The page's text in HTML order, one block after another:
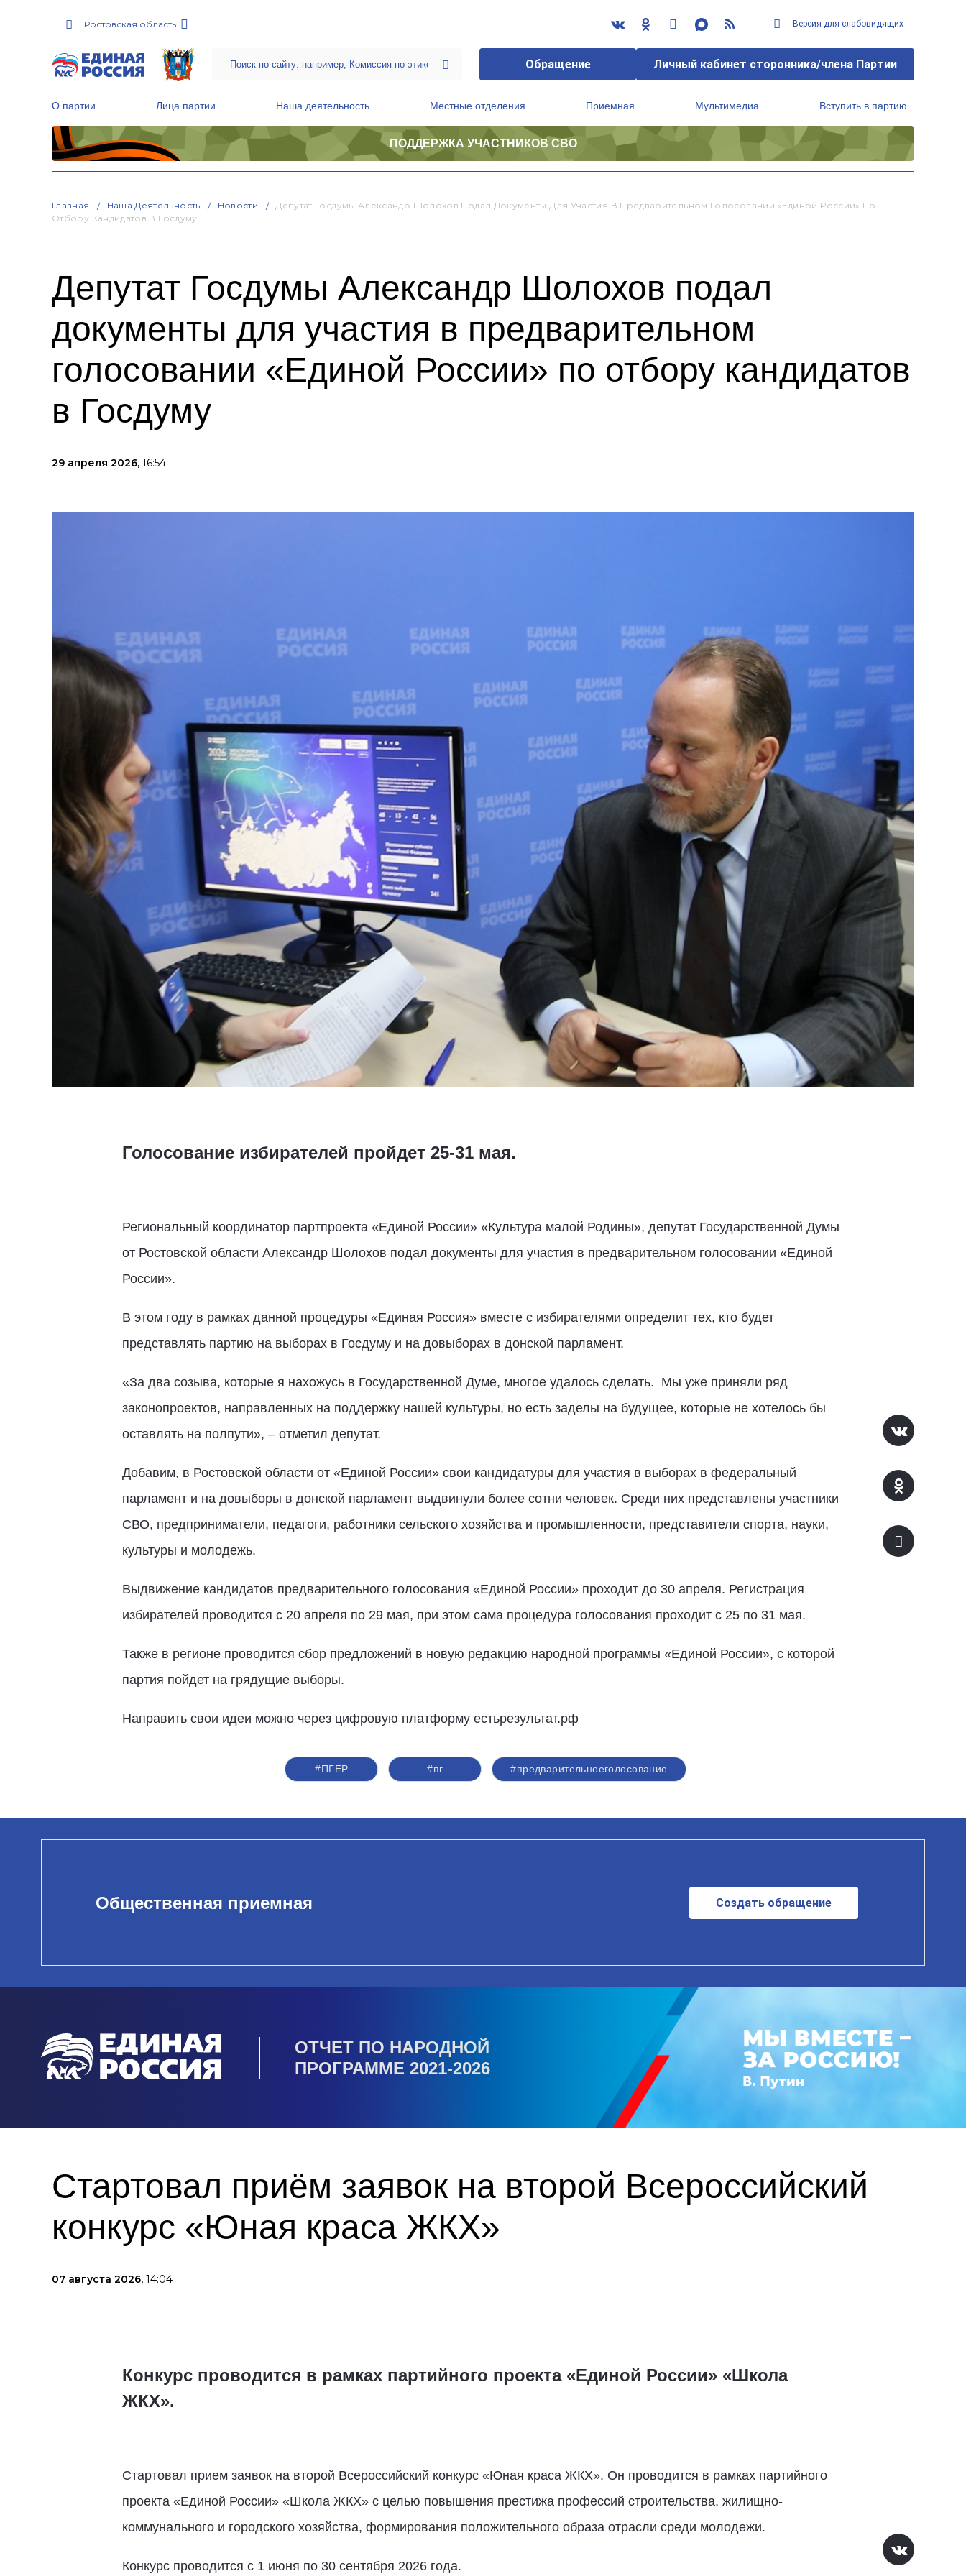
Ростовская область Версия для слабовидящих
Обращение Личный кабинет сторонника/члена Партии
О партии Лица партии Наша деятельность Местные отделения Приемная Мультимедиа Вступить в партию
ПОДДЕРЖКА УЧАСТНИКОВ СВО
Главная Наша Деятельность Новости
Депутат Госдумы Александр Шолохов Подал Документы Для Участия В Предварительном Голосовании «Единой России» По
Отбору Кандидатов В Госдуму
Депутат Госдумы Александр Шолохов подал
документы для участия в предварительном
голосовании «Единой России» по отбору кандидатов
в Госдуму
29 апреля 2026, 16:54
Голосование избирателей пройдет 25-31 мая.
Региональный координатор партпроекта «Единой России» «Культура малой Родины», депутат Государственной Думы
от Ростовской области Александр Шолохов подал документы для участия в предварительном голосовании «Единой
России».
В этом году в рамках данной процедуры «Единая Россия» вместе с избирателями определит тех, кто будет
представлять партию на выборах в Госдуму и на довыборах в донской парламент.
«За два созыва, которые я нахожусь в Государственной Думе, многое удалось сделать. Мы уже приняли ряд
законопроектов, направленных на поддержку нашей культуры, но есть заделы на будущее, которые не хотелось бы
оставлять на полпути», – отметил депутат.
Добавим, в Ростовской области от «Единой России» свои кандидатуры для участия в выборах в федеральный
парламент и на довыборы в донской парламент выдвинули более сотни человек. Среди них представлены участники
СВО, предприниматели, педагоги, работники сельского хозяйства и промышленности, представители спорта, науки,
культуры и молодежь.
Выдвижение кандидатов предварительного голосования «Единой России» проходит до 30 апреля. Регистрация
избирателей проводится с 20 апреля по 29 мая, при этом сама процедура голосования проходит с 25 по 31 мая.
Также в регионе проводится сбор предложений в новую редакцию народной программы «Единой России», с которой
партия пойдет на грядущие выборы.
Направить свои идеи можно через цифровую платформу естьрезультат.рф
#ПГЕР #пг #предварительноеголосование
Общественная приемная Создать обращение
ОТЧЕТ ПО НАРОДНОЙ
ПРОГРАММЕ 2021-2026
Стартовал приём заявок на второй Всероссийский
конкурс «Юная краса ЖКХ»
07 августа 2026, 14:04
Конкурс проводится в рамках партийного проекта «Единой России» «Школа
ЖКХ».
Стартовал прием заявок на второй Всероссийский конкурс «Юная краса ЖКХ». Он проводится в рамках партийного
проекта «Единой России» «Школа ЖКХ» с целью повышения престижа профессий строительства, жилищно-
коммунального и городского хозяйства, формирования положительного образа отрасли среди молодежи.
Конкурс проводится с 1 июня по 30 сентября 2026 года.